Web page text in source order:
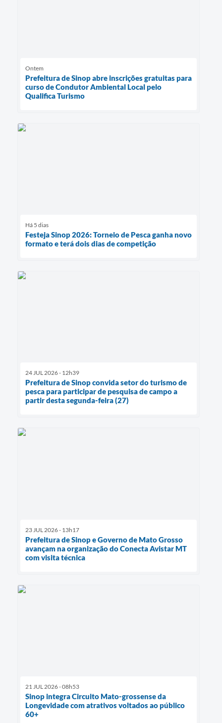
Ontem
Prefeitura de Sinop abre inscrições gratuitas para
curso de Condutor Ambiental Local pelo
Qualifica Turismo
Há 5 dias
Festeja Sinop 2026: Torneio de Pesca ganha novo
formato e terá dois dias de competição
24 JUL 2026 - 12h39
Prefeitura de Sinop convida setor do turismo de
pesca para participar de pesquisa de campo a
partir desta segunda-feira (27)
23 JUL 2026 - 13h17
Prefeitura de Sinop e Governo de Mato Grosso
avançam na organização do Conecta Avistar MT
com visita técnica
21 JUL 2026 - 08h53
Sinop integra Circuito Mato-grossense da
Longevidade com atrativos voltados ao público
60+